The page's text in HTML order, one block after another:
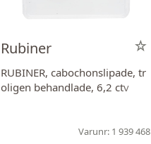
Rubiner
RUBINER, cabochonslipade, tr
oligen behandlade, 6,2 ctv
Varunr: 1 939 468